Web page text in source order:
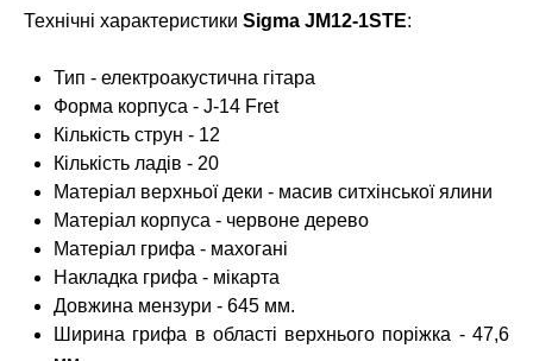
Технічні характеристики Sigma JM12-1STE:
Тип - електроакустична гітара
Форма корпуса - J-14 Fret
Кількість струн - 12
Кількість ладів - 20
Матеріал верхньої деки - масив ситхінської ялини
Матеріал корпуса - червоне дерево
Матеріал грифа - махогані
Накладка грифа - мікарта
Довжина мензури - 645 мм.
Ширина грифа в області верхнього поріжка - 47,6